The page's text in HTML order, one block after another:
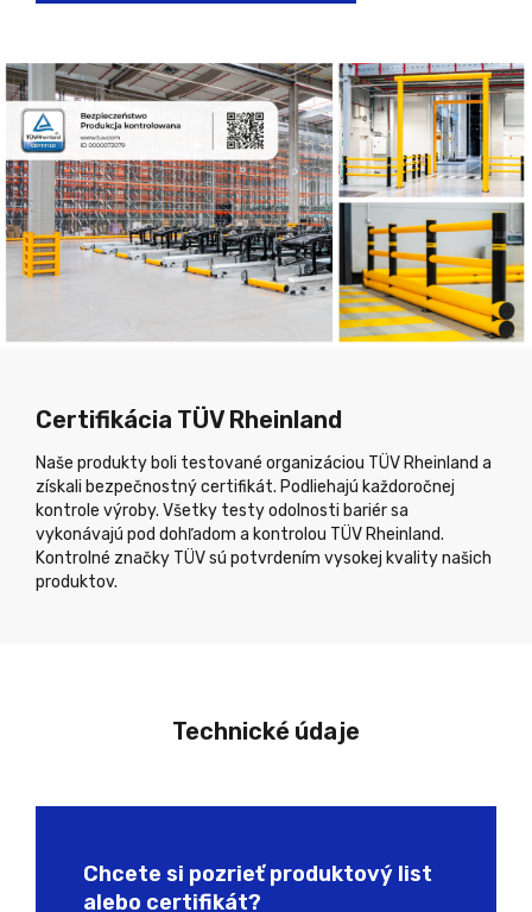
Certifikácia TÜV Rheinland
Naše produkty boli testované organizáciou TÜV Rheinland a
získali bezpečnostný certifikát. Podliehajú každoročnej
kontrole výroby. Všetky testy odolnosti bariér sa
vykonávajú pod dohľadom a kontrolou TÜV Rheinland.
Kontrolné značky TÜV sú potvrdením vysokej kvality našich
produktov.
Technické údaje
Chcete si pozrieť produktový list
alebo certifikát?